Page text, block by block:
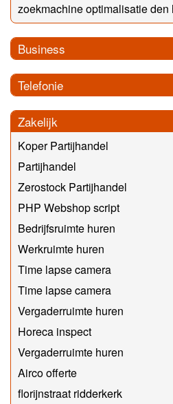
zoekmachine optimalisatie den
Business
Telefonie
Zakelijk
Koper Partijhandel
Partijhandel
Zerostock Partijhandel
PHP Webshop script
Bedrijfsruimte huren
Werkruimte huren
Time lapse camera
Time lapse camera
Vergaderruimte huren
Horeca inspect
Vergaderruimte huren
Airco offerte
florijnstraat ridderkerk